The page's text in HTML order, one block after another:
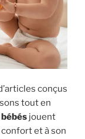
conçus
tout en
jouent
et à son